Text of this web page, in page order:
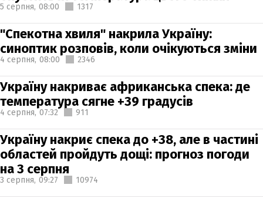
5 серпня, 08:00 1317
"Спекотна хвиля" накрила Україну:
синоптик розповів, коли очікуються зміни
4 серпня, 08:00 2346
Україну накриває африканська спека: де
температура сягне +39 градусів
4 серпня, 07:32 911
Україну накриє спека до +38, але в частині
областей пройдуть дощі: прогноз погоди
на 3 серпня
3 серпня, 09:27 10974